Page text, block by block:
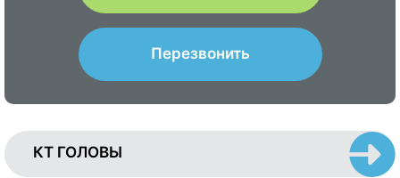
Перезвонить
КТ ГОЛОВЫ